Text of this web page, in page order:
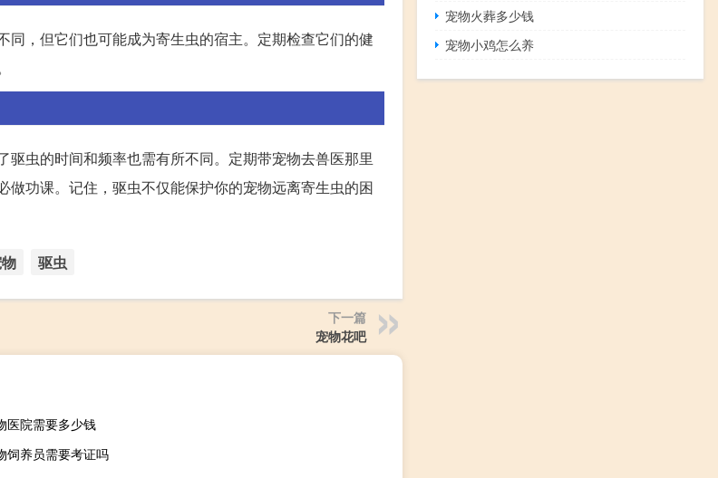
，但它们也可能成为寄生虫的宿主。定期检查它们的健
虫的时间和频率也需有所不同。定期带宠物去兽医那里
功课。记住，驱虫不仅能保护你的宠物远离寄生虫的困
驱虫
下一篇
宠物花吧
医院需要多少钱
饲养员需要考证吗
宠物火葬多少钱
宠物小鸡怎么养